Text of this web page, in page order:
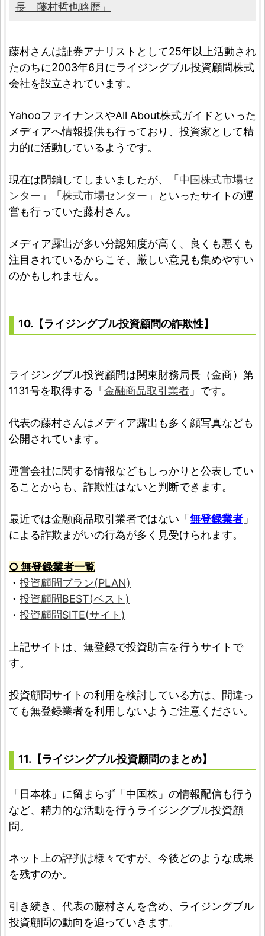
長 藤村哲也略歴」
藤村さんは証券アナリストとして25年以上活動され
たのちに2003年6月にライジングブル投資顧問株式
会社を設立されています。
YahooファイナンスやAll About株式ガイドといった
メディアへ情報提供も行っており、投資家として精
力的に活動しているようです。
現在は閉鎖してしまいましたが、「 中国株式市場セ
ンター 」「 株式市場センター 」といったサイトの運
営も行っていた藤村さん。
メディア露出が多い分認知度が高く、良くも悪くも
注目されているからこそ、厳しい意見も集めやすい
のかもしれません。
10.【ライジングブル投資顧問の詐欺性】
ライジングブル投資顧問は関東財務局長（金商）第
1131号を取得する「 金融商品取引業者 」です。
代表の藤村さんはメディア露出も多く顔写真なども
公開されています。
運営会社に関する情報などもしっかりと公表してい
ることからも、詐欺性はないと判断できます。
最近では金融商品取引業者ではない「 無登録業者 」
による詐欺まがいの行為が多く見受けられます。
○ 無登録業者一覧
・ 投資顧問プラン(PLAN)
・ 投資顧問BEST(ベスト)
・ 投資顧問SITE(サイト)
上記サイトは、無登録で投資助言を行うサイトで
す。
投資顧問サイトの利用を検討している方は、間違っ
ても無登録業者を利用しないようご注意ください。
11.【ライジングブル投資顧問のまとめ】
「日本株」に留まらず「中国株」の情報配信も行う
など、精力的な活動を行うライジングブル投資顧
問。
ネット上の評判は様々ですが、今後どのような成果
を残すのか。
引き続き、代表の藤村さんを含め、ライジングブル
投資顧問の動向を追っていきます。